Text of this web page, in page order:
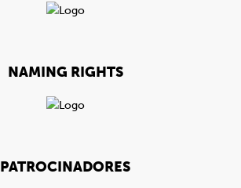
NAMING RIGHTS
PATROCINADORES